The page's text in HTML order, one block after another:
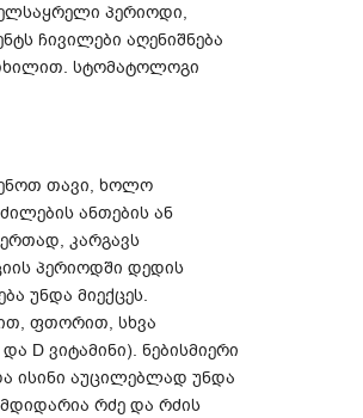
პერიოდი,
ჩივილები აღენიშნება
სტომატოლოგი
თავი, ხოლო
ანთების ან
კარგავს
პერიოდში დედის
უნდა მიექცეს.
ფთორით, სხვა
D ვიტამინი). ნებისმიერი
ისინი აუცილებლად უნდა
რძე და რძის